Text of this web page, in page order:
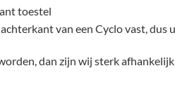
toestel
van een Cyclo vast,
dan zijn wij sterk